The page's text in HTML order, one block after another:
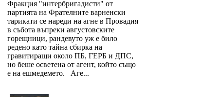
Фракция "интербригадисти" от
партията на Фрателните варненски
тарикати се нареди на агне в Провадия
в събота въпреки августовските
горещници, рандевуто уж е било
редено като тайна сбирка на
гравитиращи около ПБ, ГЕРБ и ДПС,
но беше осветена от агент, който също
е на ешмедемето. Аге...